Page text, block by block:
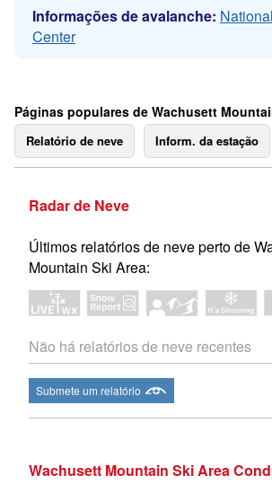
Informações de avalanche:
Center
Páginas populares de Wachusett
Relatório de neve Inform. da estação
Radar de Neve
Últimos relatórios de neve perto de
Mountain Ski Area:
Não há relatórios de neve recentes
Submete um relatório
Wachusett Mountain Ski Area